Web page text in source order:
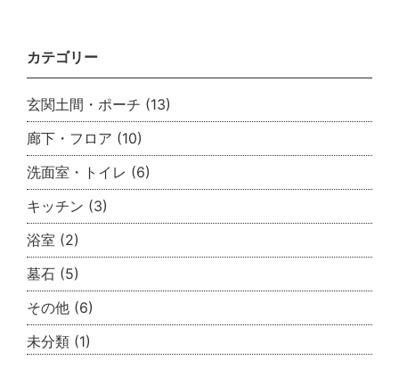
カテゴリー
玄関土間・ポーチ (13)
廊下・フロア (10)
洗面室・トイレ (6)
キッチン (3)
浴室 (2)
墓石 (5)
その他 (6)
未分類 (1)